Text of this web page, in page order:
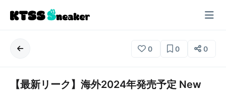
0 0 0
【最新リーク】海外2024年発売予定 New